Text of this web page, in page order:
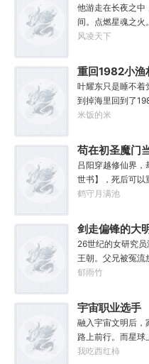
他游走在长夜之中
间。点燃星魂之火
风凌天下
重回1982小渔
叶耀东只是睡不着
到掉海里回到了
经不是年轻时候的
他也没什么大理想
子，一家子平安喜
米饭的米
苟在初圣魔门
吕阳穿越修仙界
世书】，死后可以
世的宝物，修为，
定先在魔门苟住，
险异常，遍地都是
世，好不容易反
世……直到百世之
一代魔道巨擘，初
鹤守月满池
剑走偏锋的大
26世纪的女研究
王朝。父兄被冤流
馆神器——灵境！
度牒。潘筠大剑拍
郁雨竹
宇宙职业选手
融入宇宙文明后，
路上前行。而星
我吃西红柿